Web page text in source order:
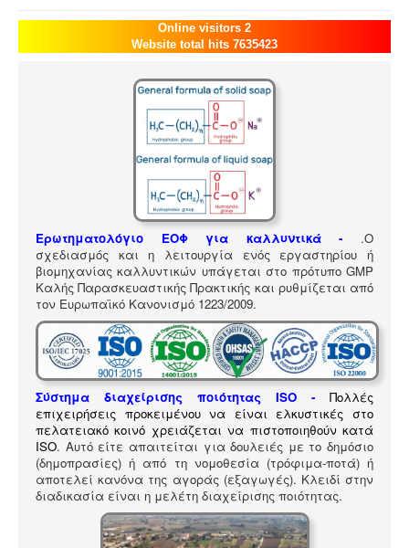
Αρχική
Επιχείρηση
Online visitors 2
Website total hits 7635423
Ερωτηματολόγιο ΕΟΦ για καλλυντικά - .Ο
σχεδιασμός και η λειτουργία ενός εργαστηρίου ή
βιομηχανίας καλλυντικών υπάγεται στο πρότυπο GMP
Καλής Παρασκευαστικής Πρακτικής και ρυθμίζεται από
τον Ευρωπαϊκό Κανονισμό 1223/2009.
Σύστημα διαχείρισης ποιότητας ISO - Πολλές
επιχειρήσεις προκειμένου να είναι ελκυστικές στο
πελατειακό κοινό χρειάζεται να πιστοποιηθούν κατά
ISO. Αυτό είτε απαιτείται για δουλειές με το δημόσιο
(δημοπρασίες) ή από τη νομοθεσία (τρόφιμα-ποτά) ή
αποτελεί κανόνα της αγοράς (εξαγωγές). Κλειδί στην
διαδικασία είναι η μελέτη διαχείρισης ποιότητας.